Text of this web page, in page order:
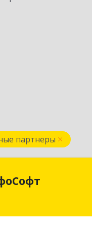
партнеры
БизнесИнфоСофт